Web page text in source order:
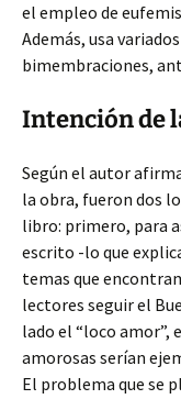
el empleo de
Además, usa
bimembraciones,
Intención de
Según el autor
la obra, fueron dos
libro: primero, para
escrito -lo que
temas que
lectores seguir el
lado el “loco amor”,
amorosas serían
El problema que se